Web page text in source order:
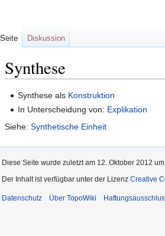
Synthese
Zur
Navigation
Zur
Suche
Synthese als Konstruktion
In Unterscheidung von: Explikation
Siehe: Synthetische Einheit
Seite Diskussion
Diese Seite wurde zuletzt am 12. Oktober 2012
Der Inhalt ist verfügbar unter der Lizenz Creative
Datenschutz Über TopoWiki